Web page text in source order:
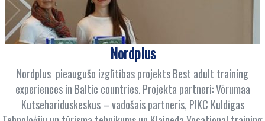
Nordplus
Nordplus pieaugušo izglītības projekts Best adult training
experiences in Baltic countries. Projekta partneri: Võrumaa
Kutsehariduskeskus – vadošais partneris, PIKC Kuldīgas